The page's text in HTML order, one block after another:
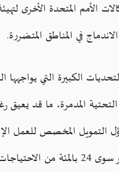
الأمم المتحدة الأخرى
في المناطق المتضررة.
الكبيرة التي يواجهها
المدمرة، ما قد يعيق
التمويل المخصص للعمل
سوريا، حيث لم يتوافر سوى 24 بالمئة من